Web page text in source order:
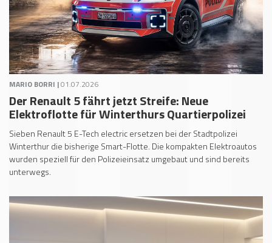
MARIO BORRI |01.07.2026
Der Renault 5 fährt jetzt Streife: Neue
Elektroflotte für Winterthurs Quartierpolizei
Sieben Renault 5 E-Tech electric ersetzen bei der Stadtpolizei
Winterthur die bisherige Smart-Flotte. Die kompakten Elektroautos
wurden speziell für den Polizeieinsatz umgebaut und sind bereits
unterwegs.